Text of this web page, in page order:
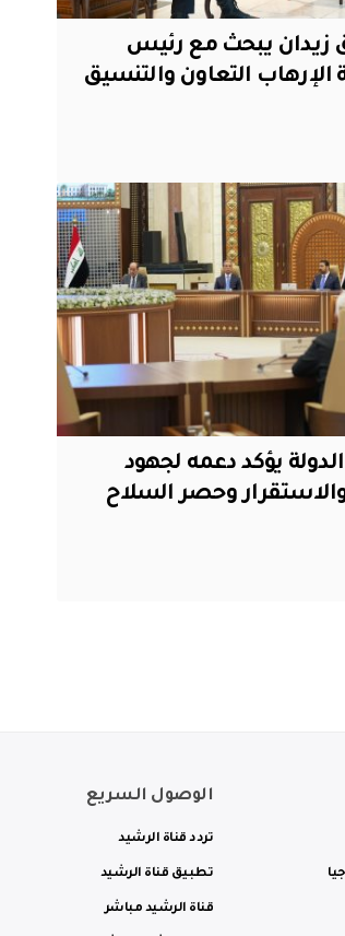
زيدان يبحث مع رئيس
الإرهاب التعاون والتنسيق
الدولة يؤكد دعمه لجهود
وحصر السلاح
الوصول السريع
تردد قناة الرشيد
تطبيق قناة الرشيد
قناة الرشيد مباشر